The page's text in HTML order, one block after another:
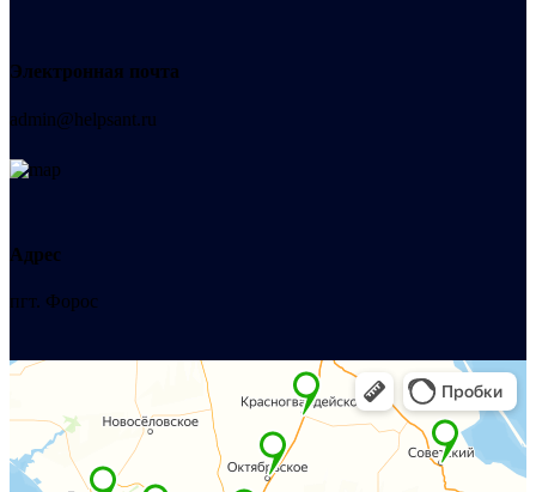
Электронная почта
admin@helpsant.ru
Адрес
пгт. Форос